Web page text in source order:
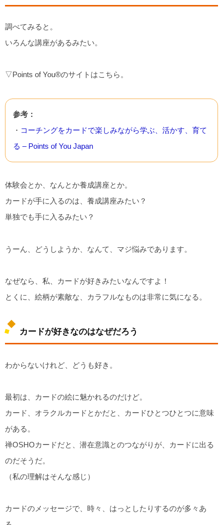
調べてみると。
いろんな講座があるみたい。
▽Points of You®︎のサイトはこちら。
参考：
・ コーチングをカードで楽しみながら学ぶ、活かす、育て
る – Points of You Japan
体験会とか、なんとか養成講座とか。
カードが手に入るのは、養成講座みたい？
単独でも手に入るみたい？
うーん、どうしようか、なんて、マジ悩みであります。
なぜなら、私、カードが好きみたいなんですよ！
とくに、絵柄が素敵な、カラフルなものは非常に気になる。
カードが好きなのはなぜだろう
わからないけれど、どうも好き。
最初は、カードの絵に魅かれるのだけど。
カード、オラクルカードとかだと、カードひとつひとつに意味
がある。
禅OSHOカードだと、潜在意識とのつながりが、カードに出る
のだそうだ。
（私の理解はそんな感じ）
カードのメッセージで、時々、はっとしたりするのが多々あ